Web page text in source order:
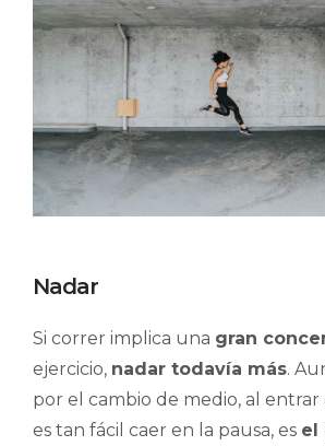
Nadar
Si correr implica una gran
ejercicio, nadar todavía más.
por el cambio de medio, al
es tan fácil caer en la pausa, es el